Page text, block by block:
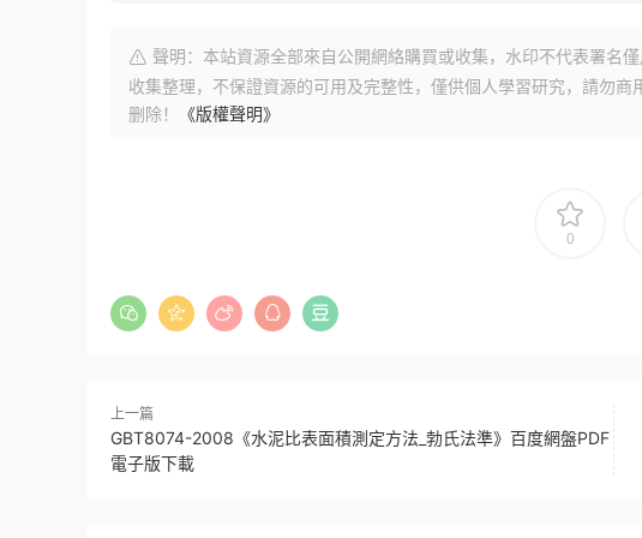
聲明：本站資源全部來自公開網絡購買或收集，水印不代表署名
收集整理，不保證資源的可用及完整性，僅供個人學習研究，請勿
删除！
《版權聲明》
0
上一篇
GBT8074-2008《水泥比表面積測定方法_勃氏法準》百度網盤PDF
電子版下載